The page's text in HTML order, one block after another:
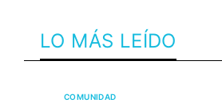
LO MÁS LEÍDO
COMUNIDAD